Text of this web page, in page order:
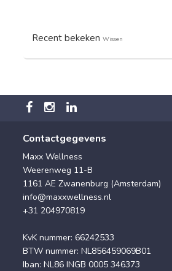
Recent bekeken Wissen
Contactgegevens
Maxx Wellness
Weerenweg 11-B
1161 AE Zwanenburg (Amsterdam)
info@maxxwellness.nl
+31 204970819
KvK nummer: 66242533
BTW nummer: NL856459069B01
Iban: NL86 INGB 0005 346373